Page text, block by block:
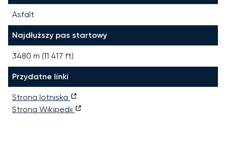
Asfalt
Najdłuższy pas startowy
3480 m (11 417 ft)
Przydatne linki
Strona lotniska
Strona Wikipedii